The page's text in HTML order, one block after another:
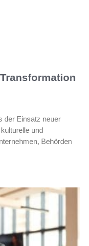
der Einsatz neuer
und
Behörden